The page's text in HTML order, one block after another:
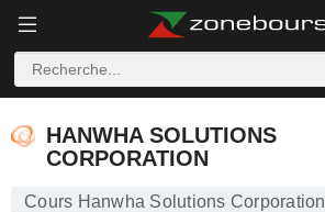
HANWHA SOLUTIONS
CORPORATION
Cours Hanwha Solutions Corporation